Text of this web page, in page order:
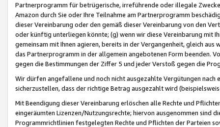
Partnerprogramm für betrügerische, irreführende oder illegale
Amazon durch Sie oder Ihre Teilnahme am Partnerprogramm
dieser Vereinbarung oder den gemäß dieser Vereinbarung von den
oder künftig unterliegen könnte; (g) wenn wir diese Vereinbarung mit
gemeinsam mit Ihnen agieren, bereits in der Vergangenheit, gleich
das Partnerprogramm in der allgemein angebotenen Form beenden.
gegen die Bestimmungen der Ziffer 5 und jeder Verstoß gegen die
Wir dürfen angefallene und noch nicht ausgezahlte Vergütungen
sicherzustellen, dass der richtige Betrag ausgezahlt wird
Mit Beendigung dieser Vereinbarung erlöschen alle Rechte und
eingeräumten Lizenzen/Nutzungsrechte; hiervon ausgenommen sind
Programmrichtlinien festgelegten Rechte und Pflichten der Parteien